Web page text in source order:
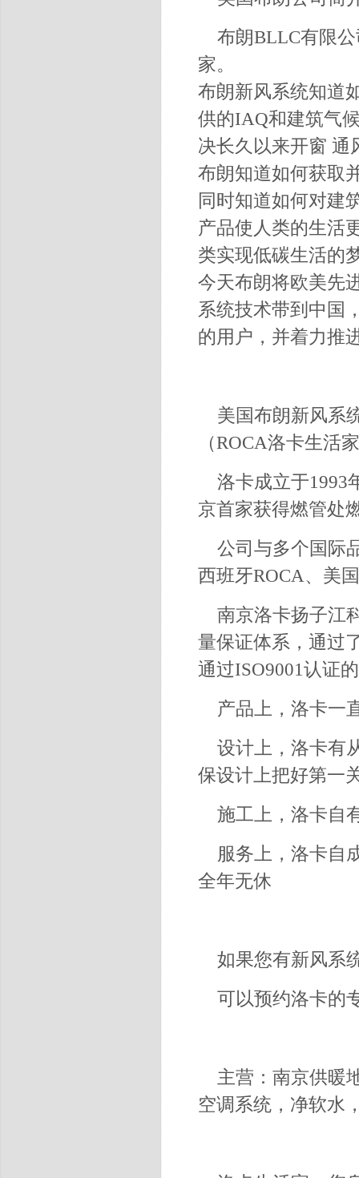
布朗BLLC有限
家。
布朗新风系统知道
供的IAQ和建筑气
决长久以来开窗 通
布朗知道如何获取
同时知道如何对建
产品使人类的生活
类实现低碳生活的
今天布朗将欧美先
系统技术带到中国
的用户，并着力推
美国布朗新风系
（ROCA洛卡生活
洛卡成立于1993
京首家获得燃管处
公司与多个国际
西班牙ROCA、美
南京洛卡扬子江
量保证体系，通过
通过ISO9001认证
产品上，洛卡一
设计上，洛卡有
保设计上把好第一
施工上，洛卡自
服务上，洛卡自
全年无休
如果您有新风系
可以预约洛卡的
主营：南京供暖
空调系统，净软水